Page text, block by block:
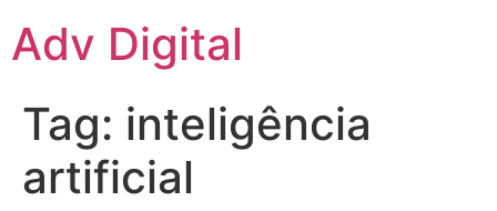
Adv Digital
Tag: inteligência
artificial